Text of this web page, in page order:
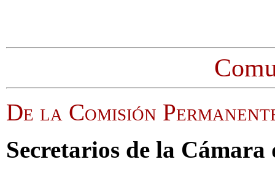
De la Comisión
Secretarios de la Cámara